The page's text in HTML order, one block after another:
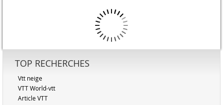
TOP RECHERCHES
Vtt neige
VTT World-vtt
Article VTT